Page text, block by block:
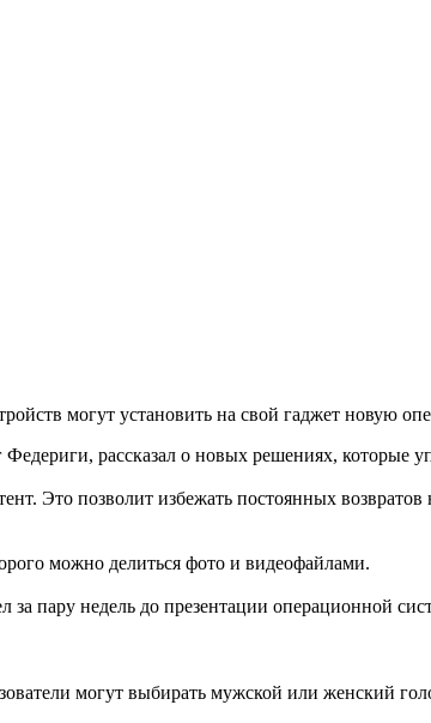
могут установить на свой гаджет новую
рассказал о новых решениях, которые
Это позволит избежать постоянных
можно делиться фото и видеофайлами.
за пару недель до презентации операционной
могут выбирать мужской или женский